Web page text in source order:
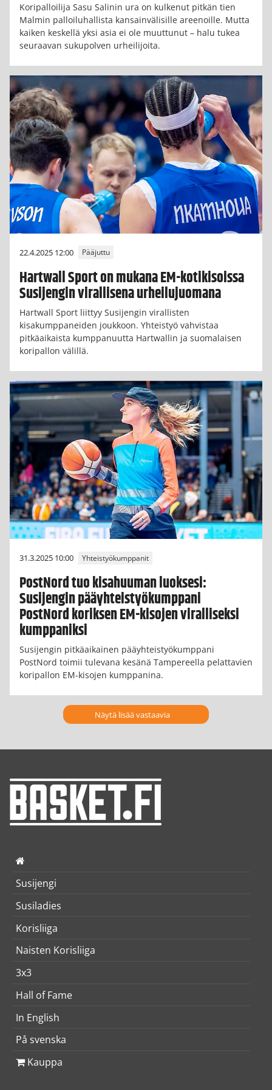
Koripalloilija Sasu Salinin ura on kulkenut pitkän tien
Malmin palloiluhallista kansainvälisille areenoille. Mutta
kaiken keskellä yksi asia ei ole muuttunut – halu tukea
seuraavan sukupolven urheilijoita.
22.4.2025 12:00 Pääjuttu
Hartwall Sport on mukana EM-kotikisoissa
Susijengin virallisena urheilujuomana
Hartwall Sport liittyy Susijengin virallisten
kisakumppaneiden joukkoon. Yhteistyö vahvistaa
pitkäaikaista kumppanuutta Hartwallin ja suomalaisen
koripallon välillä.
31.3.2025 10:00 Yhteistyökumppanit
PostNord tuo kisahuuman luoksesi:
Susijengin pääyhteistyökumppani
PostNord koriksen EM-kisojen viralliseksi
kumppaniksi
Susijengin pitkäaikainen pääyhteistyökumppani
PostNord toimii tulevana kesänä Tampereella pelattavien
koripallon EM-kisojen kumppanina.
Näytä lisää vastaavia
Susijengi
Susiladies
Korisliiga
Naisten Korisliiga
3x3
Hall of Fame
In English
På svenska
Kauppa